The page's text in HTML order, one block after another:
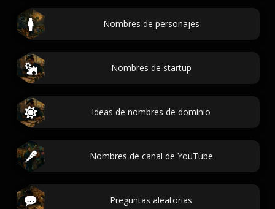
Nombres de personajes
Nombres de startup
Ideas de nombres de dominio
Nombres de canal de YouTube
Preguntas aleatorias